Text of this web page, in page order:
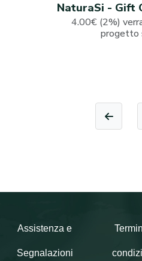
NaturaSi - Gift
4.00€ (2%)
progetto
Assistenza e
Segnalazioni